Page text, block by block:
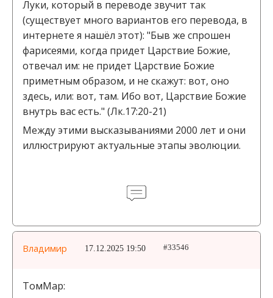
Луки, который в переводе звучит так
(существует много вариантов его перевода, в
интернете я нашёл этот): "Быв же спрошен
фарисеями, когда придет Царствие Божие,
отвечал им: не придет Царствие Божие
приметным образом, и не скажут: вот, оно
здесь, или: вот, там. Ибо вот, Царствие Божие
внутрь вас есть." (Лк.17:20-21)
Между этими высказываниями 2000 лет и они
иллюстрируют актуальные этапы эволюции.
Владимир 17.12.2025 19:50 #33546
ТомМар: